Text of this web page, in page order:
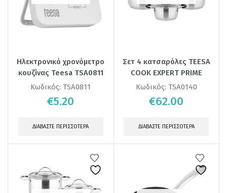
Ηλεκτρονικό χρονόμετρο
κουζίνας Teesa TSA0811
Κωδικός:TSA0811
€5.20
ΔΙΑΒΆΣΤΕ ΠΕΡΙΣΣΌΤΕΡΑ
Σετ 4 κατσαρόλες TEESA
COOK EXPERT PRIME
Κωδικός: TSA0140
€62.00
ΔΙΑΒΆΣΤΕ ΠΕΡΙΣΣΌΤΕΡΑ